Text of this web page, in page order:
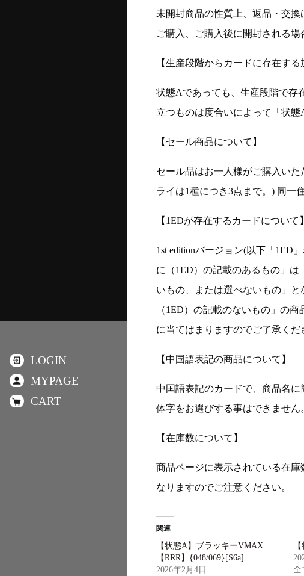
未開封商品の性質上、返品・交換
ご購入、ご購入後に開封される
【生産段階からカードに存在する
状態Aであっても、生産段階で存
立つものは度合いによって「状態
【セール商品について】
セール品はお一人様がご購入い
ライは1種につき3点まで。) 同一
【1EDが存在するカードについて】
1st editionバージョン(以下「1ED
に（1ED）の記載のあるもの」
いもの、または選べないもの」
（1ED）の記載のないもの」の
に当てはまりますのでご了承くだ
【中国語表記の商品について】
中国語表記のカードで、商品名
体字をお選びする事はできません
【在庫数について】
商品ページに表示されている在
なりますのでご注意ください。
関連
【状態A】ブラッキーVMAX
【RRR】{048/069}[S6a]
2026年2月4日
全
LOGIN
MYPAGE
CART